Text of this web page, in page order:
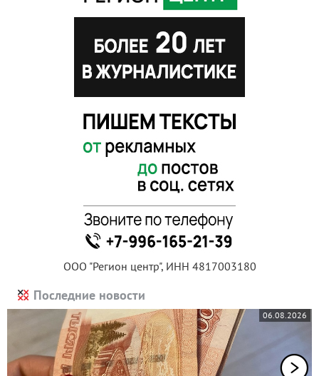
ООО "Регион центр", ИНН 4817003180
Последние новости
06.08.2026